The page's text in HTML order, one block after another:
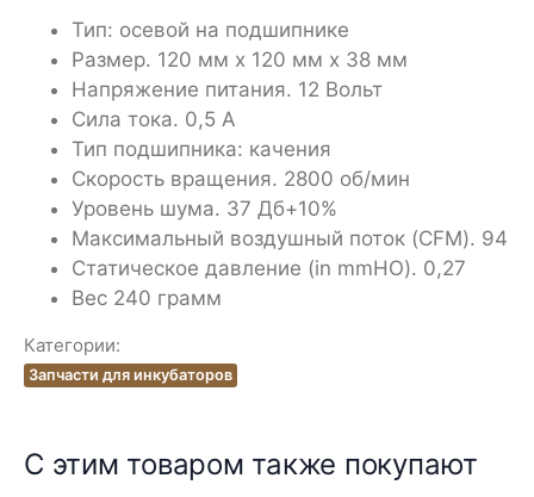
Тип: осевой на подшипнике
Размер. 120 мм х 120 мм х 38 мм
Напряжение питания. 12 Вольт
Сила тока. 0,5 А
Тип подшипника: качения
Скорость вращения. 2800 об/мин
Уровень шума. 37 Дб+10%
Максимальный воздушный поток (CFM). 94
Статическое давление (in mmHO). 0,27
Вес 240 грамм
Категории:
Запчасти для инкубаторов
С этим товаром также покупают